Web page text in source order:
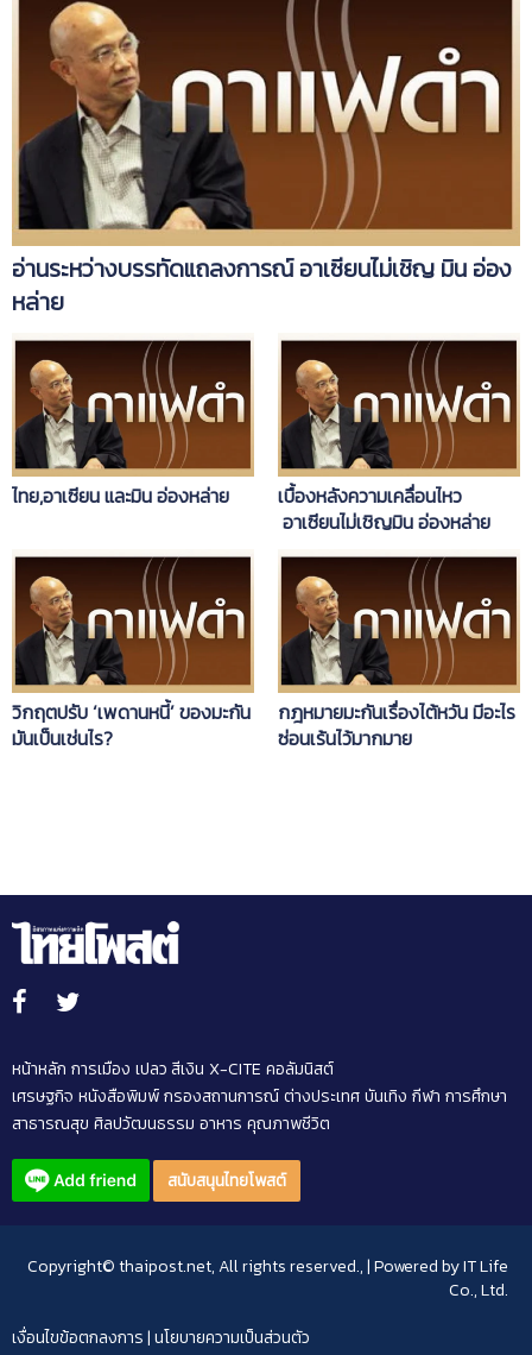
อ่านระหว่างบรรทัดแถลงการณ์ อาเซียนไม่เชิญ มิน อ่อง
หล่าย
ไทย,อาเซียน และมิน อ่องหล่าย
เบื้องหลังความเคลื่อนไหว
อาเซียนไม่เชิญมิน อ่องหล่าย
วิกฤตปรับ ‘เพดานหนี้’ ของมะกัน
มันเป็นเช่นไร?
กฎหมายมะกันเรื่องไต้หวัน มีอะไร
ซ่อนเร้นไว้มากมาย
หน้าหลัก การเมือง เปลว สีเงิน X-CITE คอลัมนิสต์
เศรษฐกิจ หนังสือพิมพ์กรองสถานการณ์ต่างประเทศบันเทิง กีฬา การศึกษา
สาธารณสุข ศิลปวัฒนธรรม อาหาร คุณภาพชีวิต
สนับสนุนไทยโพสต์
Copyright© thaipost.net, All rights reserved., | Powered byIT Life
Co., Ltd.
เงื่อนไขข้อตกลงการ|นโยบายความเป็นส่วนตัว